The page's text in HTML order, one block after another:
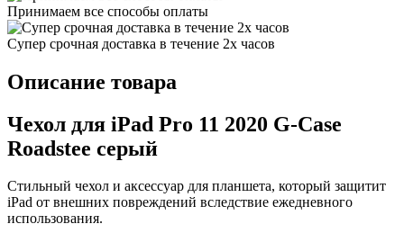
Принимаем все способы оплаты
Супер срочная доставка в течение 2х часов
Описание товара
Чехол для iPad Pro 11 2020 G-Case
Roadstee серый
Стильный чехол и аксессуар для планшета, который защитит
iPad от внешних повреждений вследствие ежедневного
использования.